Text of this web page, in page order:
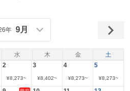
水 木 金 土
年 9月
2
¥8,273~
3
¥8,402~
4
¥8,273~
5
¥8,273~